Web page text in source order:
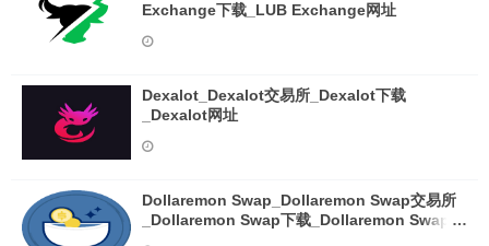
Exchange下载_LUB Exchange网址
Dexalot_Dexalot交易所_Dexalot下载
_Dexalot网址
Dollaremon Swap_Dollaremon Swap交易所
_Dollaremon Swap下载_Dollaremon Swap网